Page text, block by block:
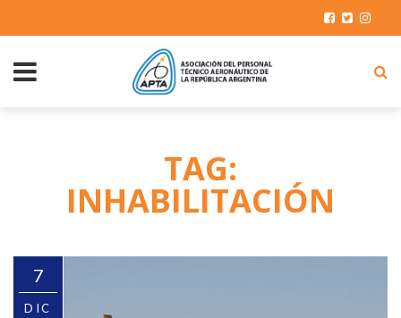
TAG:
INHABILITACIÓN
7
DIC